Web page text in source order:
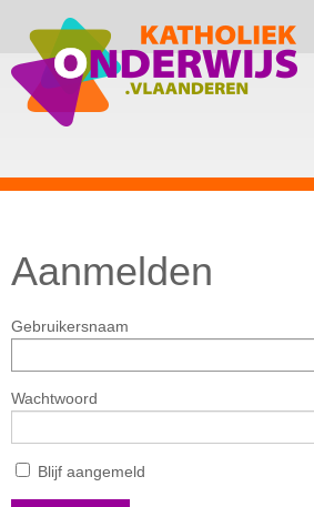
Aanmelden
Gebruikersnaam
Wachtwoord
Blijf aangemeld